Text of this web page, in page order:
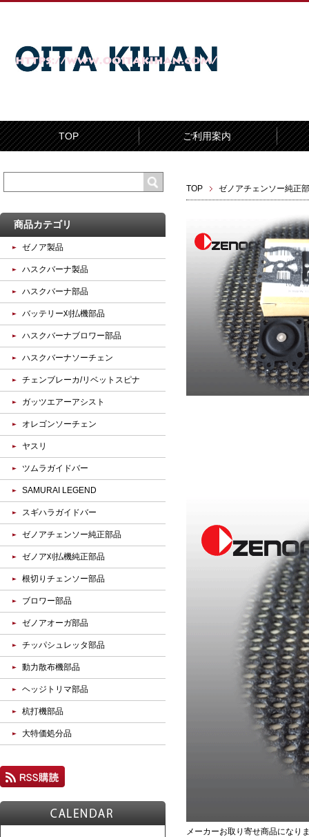
TOP ご利用案内
TOP ゼノアチェンソー純正
メーカーお取り寄せ商品になり
商品カテゴリ
ゼノア製品
ハスクバーナ製品
ハスクバーナ部品
バッテリー刈払機部品
ハスクバーナブロワー部品
ハスクバーナソーチェン
チェンブレーカ/リベットスピナ
ガッツエアーアシスト
オレゴンソーチェン
ヤスリ
ツムラガイドバー
SAMURAI LEGEND
スギハラガイドバー
ゼノアチェンソー純正部品
ゼノア刈払機純正部品
根切りチェンソー部品
ブロワー部品
ゼノアオーガ部品
チッパシュレッタ部品
動力散布機部品
ヘッジトリマ部品
杭打機部品
大特価処分品